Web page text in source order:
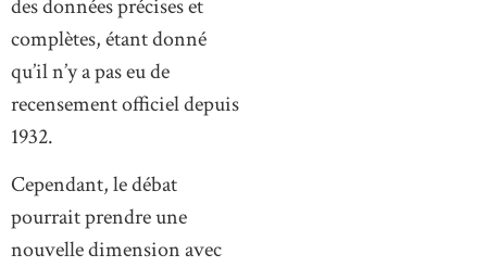
des données précises et
complètes, étant donné
qu’il n’y a pas eu de
recensement officiel depuis
1932.
Cependant, le débat
pourrait prendre une
nouvelle dimension avec